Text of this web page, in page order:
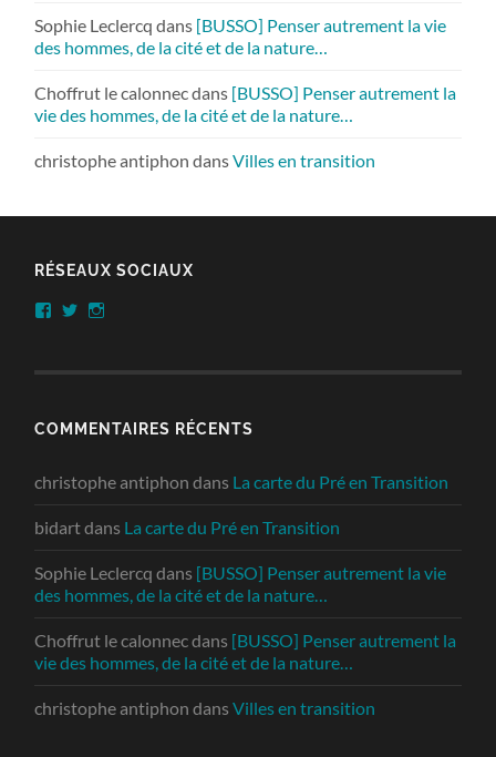
Sophie Leclercq dans [BUSSO] Penser autrement la vie
des hommes, de la cité et de la nature…
Choffrut le calonnecdans [BUSSO] Penser autrement la
vie des hommes, de la cité et de la nature…
christophe antiphon dansVilles en transition
RÉSEAUX SOCIAUX
Facebook
Twitter
COMMENTAIRES RÉCENTS
christophe antiphon dans La carte du Pré en Transition
bidartdans La carte du Pré en Transition
Sophie Leclercq dans [BUSSO] Penser autrement la vie
des hommes, de la cité et de la nature…
Choffrut le calonnecdans [BUSSO] Penser autrement la
vie des hommes, de la cité et de la nature…
christophe antiphon dansVilles en transition